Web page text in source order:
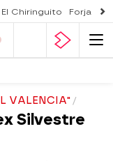
El Chiringuito Forjado
VALENCIA"
Silvestre